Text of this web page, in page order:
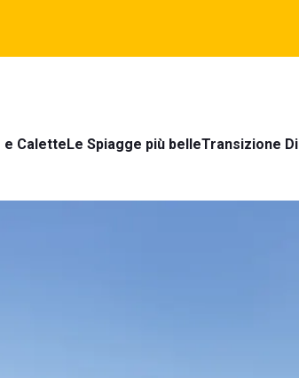
e CaletteLe Spiagge più belleTransizione